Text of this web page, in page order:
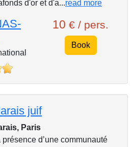
d'or et d'a...read more
10 € / pers.
Book
juif
Paris
présence d’une communauté